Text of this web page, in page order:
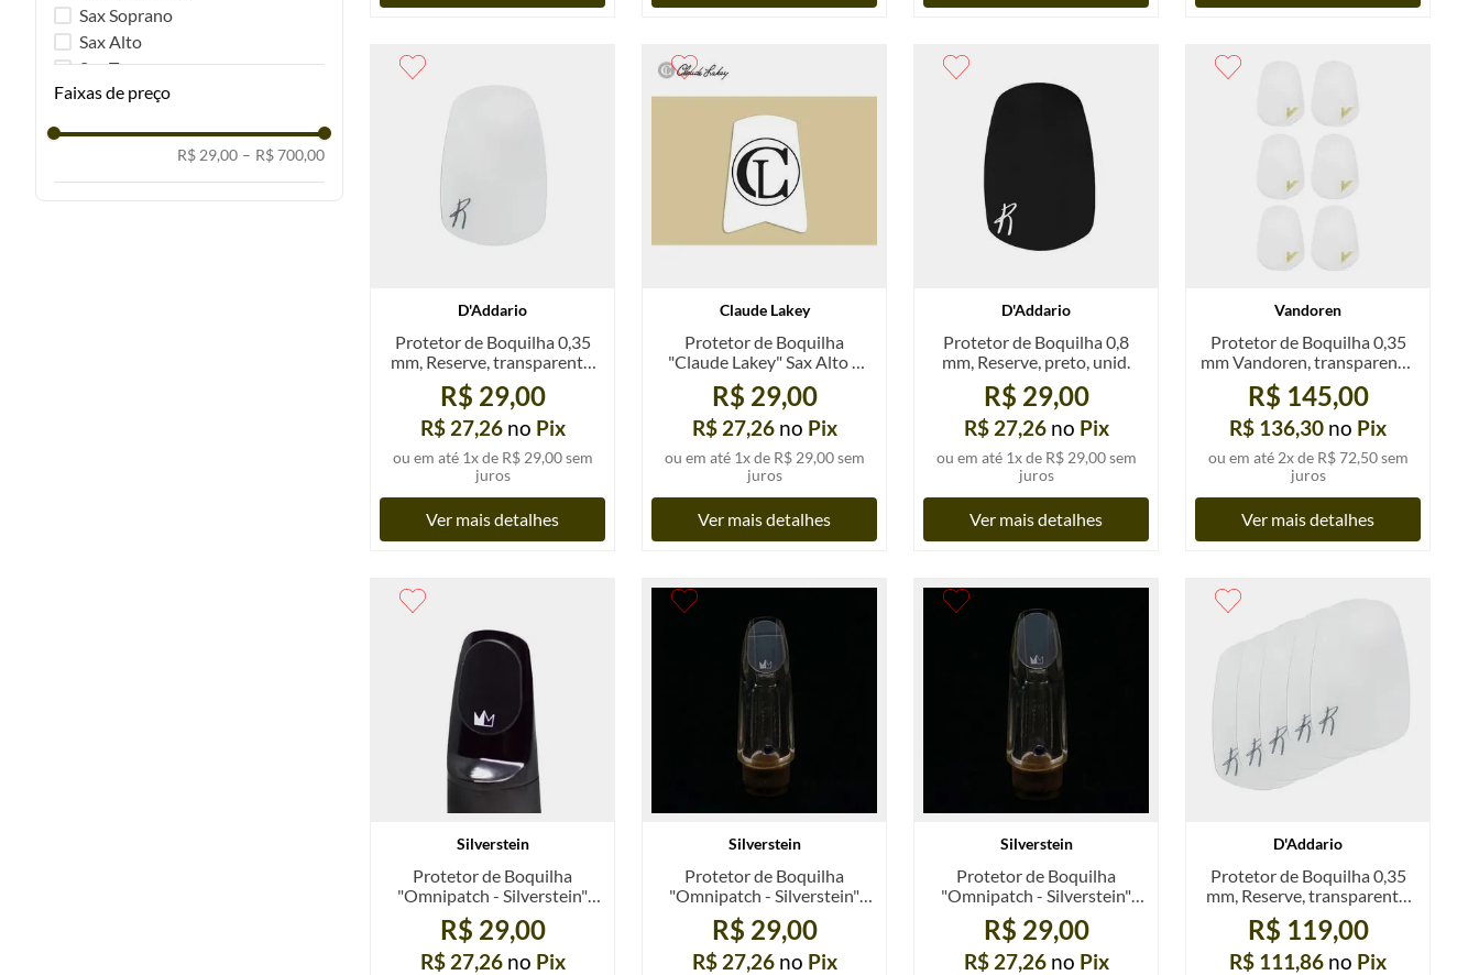
Sax Soprano
Sax Alto
Sax Tenor
Sax Barítono
Faixas de preço
R$ 29,00 – R$ 700,00
D'Addario
Protetor de Boquilha 0,35
mm, Reserve, transparente,
und.
R$ 29,00
R$ 27,26 no Pix
ou em até 1x de R$ 29,00sem
juros
Ver mais detalhes
Claude Lakey
Protetor de Boquilha
"Claude Lakey" Sax Alto e
Tenor, un.
R$ 29,00
R$ 27,26 no Pix
ou em até 1x de R$ 29,00sem
juros
Ver mais detalhes
D'Addario
Protetor de Boquilha 0,8
mm, Reserve, preto, unid.
R$ 29,00
R$ 27,26 no Pix
ou em até 1x de R$ 29,00sem
juros
Ver mais detalhes
Vandoren
Protetor de Boquilha 0,35
mm Vandoren, transparente,
largo, pacote com 6 un.
R$ 145,00
R$ 136,30 no Pix
ou em até 2x de R$ 72,50sem
juros
Ver mais detalhes
Silverstein
Protetor de Boquilha
"Omnipatch - Silverstein",
0,35 ou 0,8 mm preto, un.
R$ 29,00
R$ 27,26 no Pix
Silverstein
Protetor de Boquilha
"Omnipatch - Silverstein",
posicionador de dente,
transparente, un.
R$ 29,00
R$ 27,26 no Pix
Silverstein
Protetor de Boquilha
"Omnipatch - Silverstein",
0,35 ou 0,8 mm
transparente, un.
R$ 29,00
R$ 27,26 no Pix
D'Addario
Protetor de Boquilha 0,35
mm, Reserve, transparente,
c/05 unidades
R$ 119,00
R$ 111,86 no Pix